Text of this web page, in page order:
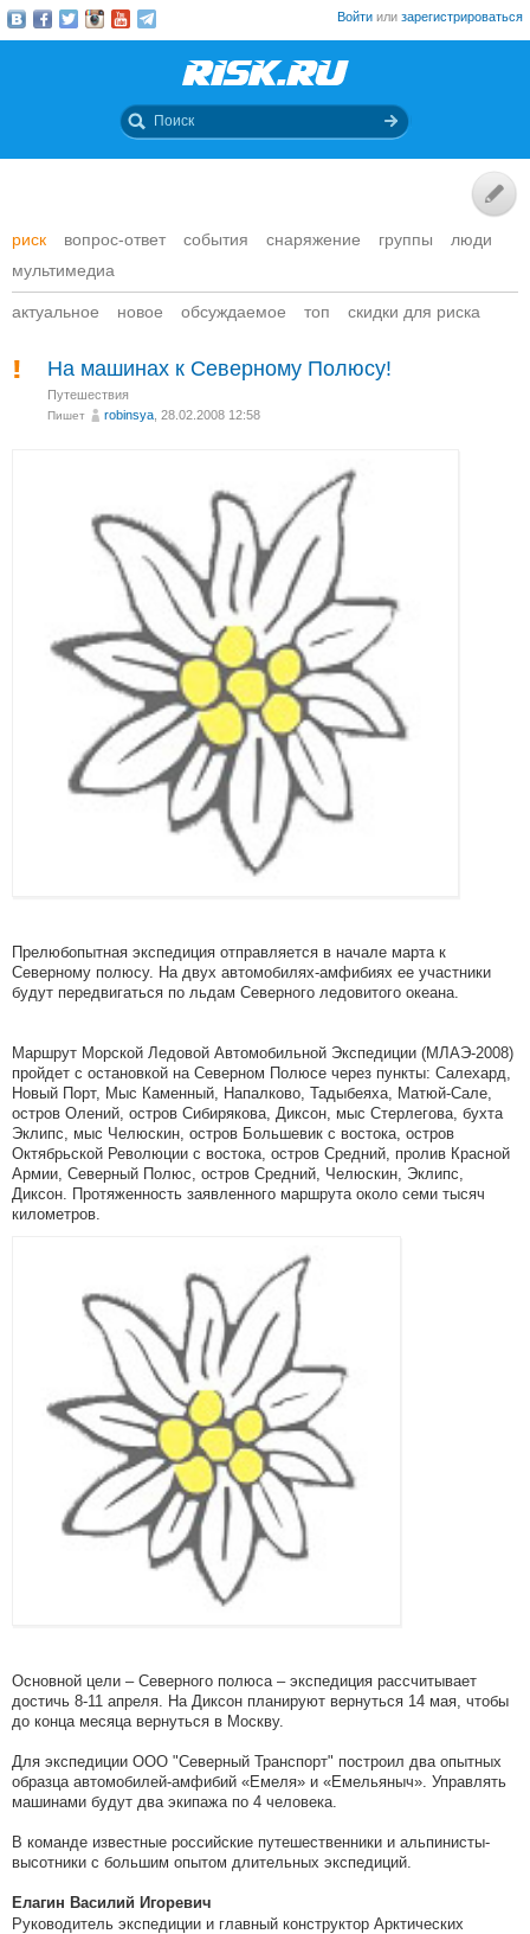
Войти или зарегистрироваться
риск вопрос-ответ события снаряжение группы
люди
мультимедиа
актуальное новое обсуждаемое топ скидки для риска
На машинах к Северному Полюсу!
Путешествия
Пишет robinsya , 28.02.2008 12:58
Прелюбопытная экспедиция отправляется в начале марта к
Северному полюсу. На двух автомобилях-амфибиях ее участники
будут передвигаться по льдам Северного ледовитого океана.
Маршрут Морской Ледовой Автомобильной Экспедиции (МЛАЭ-2008)
пройдет с остановкой на Северном Полюсе через пункты: Салехард,
Новый Порт, Мыс Каменный, Напалково, Тадыбеяха, Матюй-Сале,
остров Олений, остров Сибирякова, Диксон, мыс Стерлегова, бухта
Эклипс, мыс Челюскин, остров Большевик с востока, остров
Октябрьской Революции с востока, остров Средний, пролив Красной
Армии, Северный Полюс, остров Средний, Челюскин, Эклипс,
Диксон. Протяженность заявленного маршрута около семи тысяч
километров.
Основной цели – Северного полюса – экспедиция рассчитывает
достичь 8-11 апреля. На Диксон планируют вернуться 14 мая, чтобы
до конца месяца вернуться в Москву.
Для экспедиции ООО "Северный Транспорт" построил два опытных
образца автомобилей-амфибий «Емеля» и «Емельяныч». Управлять
машинами будут два экипажа по 4 человека.
В команде известные российские путешественники и альпинисты-
высотники с большим опытом длительных экспедиций.
Елагин Василий Игоревич
Руководитель экспедиции и главный конструктор Арктических